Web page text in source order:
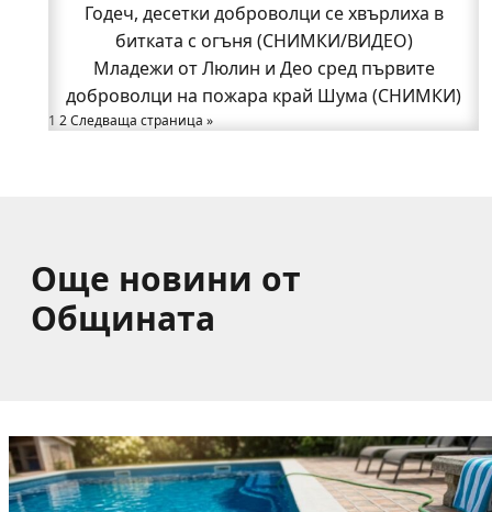
Възможни са прекъсвания на тока утре в части
от община Годеч
Какво накара Яна и Станимир да изберат Годеч
пред живота в чужбина? (ВИДЕО)
Родов оброк събра поколения под старата круша
Годеч, десетки доброволци се хвърлиха в
битката с огъня (СНИМКИ/ВИДЕО)
Младежи от Люлин и Део сред първите
доброволци на пожара край Шума (СНИМКИ)
1 2Следваща страница »
Още новини от
Общината